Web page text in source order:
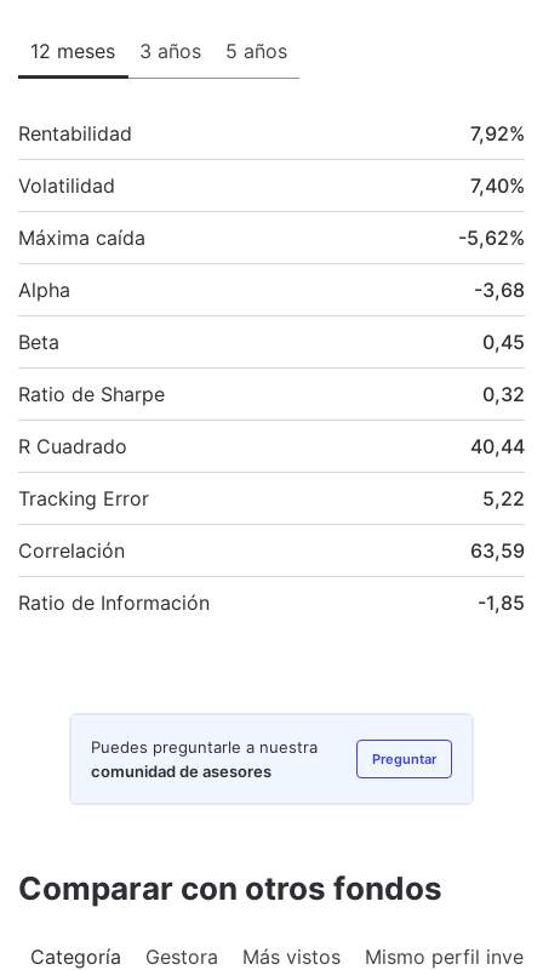
12 meses 3 años 5 años
Rentabilidad 7,92%
Volatilidad 7,40%
Máxima caída -5,62%
Alpha -3,68
Beta 0,45
Ratio de Sharpe 0,32
R Cuadrado 40,44
Tracking Error 5,22
Correlación 63,59
Ratio de Información -1,85
Puedes preguntarle a nuestra
comunidad de asesores
Preguntar
Comparar con otros fondos
Categoría Gestora Más vistos Mismo perfil